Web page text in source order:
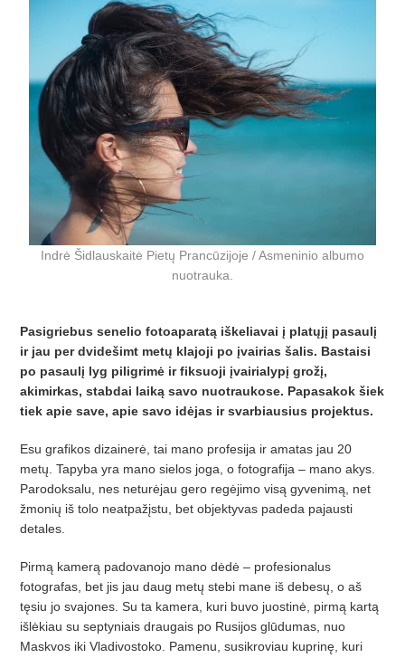
Indrė Šidlauskaitė Pietų Prancūzijoje / Asmeninio albumo
nuotrauka.
Pasigriebus senelio fotoaparatą iškeliavai į platųjį pasaulį
ir jau per dvidešimt metų klajoji po įvairias šalis. Bastaisi
po pasaulį lyg piligrimė ir fiksuoji įvairialypį grožį,
akimirkas, stabdai laiką savo nuotraukose. Papasakok šiek
tiek apie save, apie savo idėjas ir svarbiausius projektus.
Esu grafikos dizainerė, tai mano profesija ir amatas jau 20
metų. Tapyba yra mano sielos joga, o fotografija – mano akys.
Parodoksalu, nes neturėjau gero regėjimo visą gyvenimą, net
žmonių iš tolo neatpažįstu, bet objektyvas padeda pajausti
detales.
Pirmą kamerą padovanojo mano dėdė – profesionalus
fotografas, bet jis jau daug metų stebi mane iš debesų, o aš
tęsiu jo svajones. Su ta kamera, kuri buvo juostinė, pirmą kartą
išlėkiau su septyniais draugais po Rusijos glūdumas, nuo
Maskvos iki Vladivostoko. Pamenu, susikroviau kuprinę, kuri